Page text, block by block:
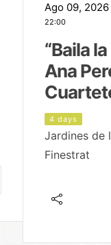
Ago 09, 2026
22:00
“Baila
Ana
4 days
Jardines de
Finestrat